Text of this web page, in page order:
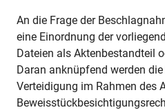
An die Frage der
eine Einordnung der
Dateien als Aktenbestandteil
Daran anknüpfend werden
Verteidigung im Rahmen des